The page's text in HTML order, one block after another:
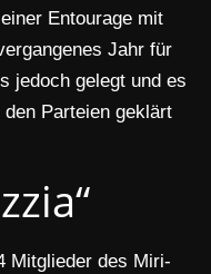
Entourage mit
Jahr für
jedoch gelegt und es
Parteien geklärt
Mitglieder des Miri-